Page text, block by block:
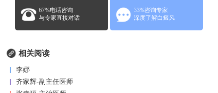
67%电话咨询
与专家直接对话
33%咨询专家
深度了解白癜风
相关阅读
李娜
齐家辉-副主任医师